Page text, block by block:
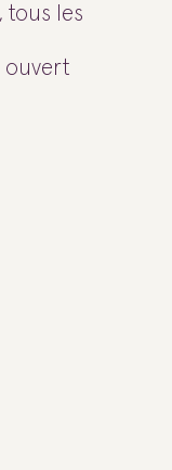
tous les
ouvert